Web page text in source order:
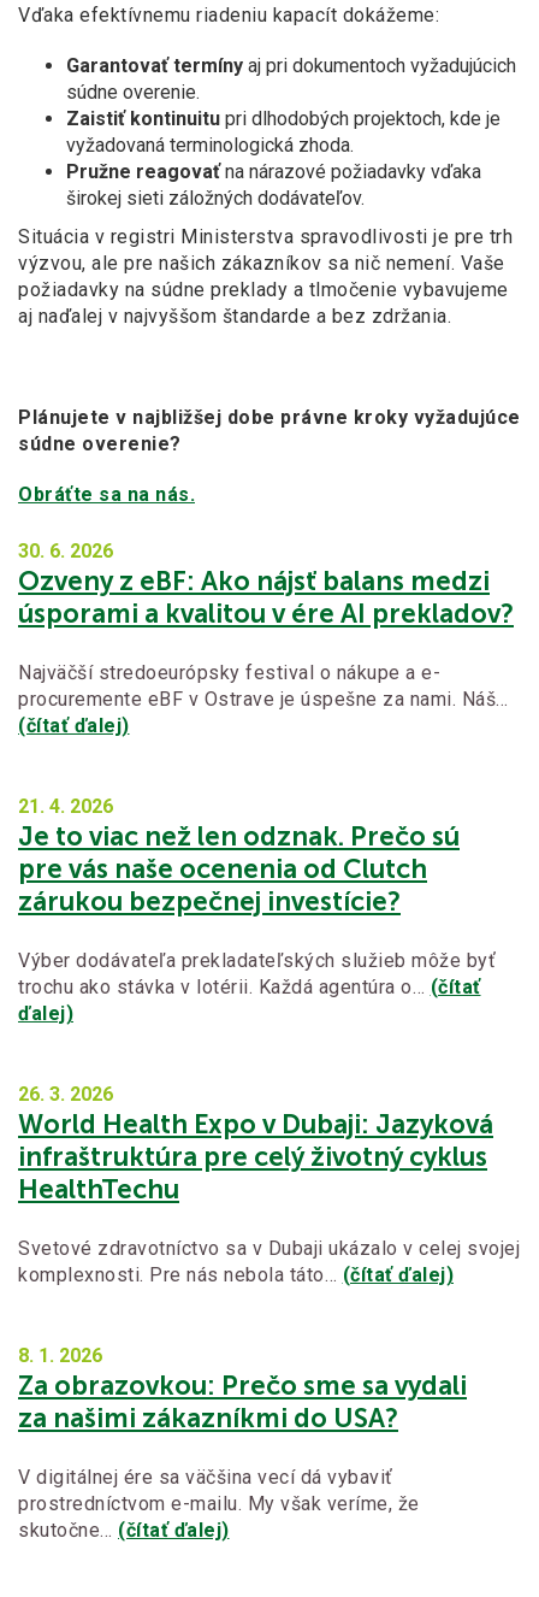
Vďaka efektívnemu riadeniu kapacít dokážeme:
Garantovať termíny aj pri dokumentoch vyžadujúcich
súdne overenie.
Zaistiť kontinuitu pri dlhodobých projektoch, kde je
vyžadovaná terminologická zhoda.
Pružne reagovaťna nárazové požiadavky vďaka
širokej sieti záložných dodávateľov.
Situácia v registri Ministerstva spravodlivosti je pre trh
výzvou, ale pre našich zákazníkov sa nič nemení. Vaše
požiadavky na súdne preklady a tlmočenie vybavujeme
aj naďalej v najvyššom štandarde a bez zdržania.
Plánujete v najbližšej dobe právne kroky vyžadujúce
súdne overenie?
Obráťte sa na nás.
30. 6. 2026
Ozveny z eBF: Ako nájsť balans medzi
úsporami a kvalitou v ére AI prekladov?
Najväčší stredoeurópsky festival o nákupe a e-
procuremente eBF v Ostrave je úspešne za nami. Náš…
(čítať ďalej)
21. 4. 2026
Je to viac než len odznak. Prečo sú
pre vás naše ocenenia od Clutch
zárukou bezpečnej investície?
Výber dodávateľa prekladateľských služieb môže byť
trochu ako stávka v lotérii. Každá agentúra o… (čítať
ďalej)
26. 3. 2026
World Health Expo v Dubaji: Jazyková
infraštruktúra pre celý životný cyklus
HealthTechu
Svetové zdravotníctvo sa v Dubaji ukázalo v celej svojej
komplexnosti. Pre nás nebola táto… (čítať ďalej)
8. 1. 2026
Za obrazovkou: Prečo sme sa vydali
za našimi zákazníkmi do USA?
V digitálnej ére sa väčšina vecí dá vybaviť
prostredníctvom e-mailu. My však veríme, že
skutočne… (čítať ďalej)